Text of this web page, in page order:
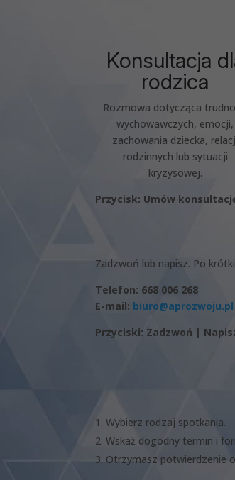
Konsultacja
rodzica
Rozmowa dotycząca
wychowawczych, emocji,
zachowania dziecka,
rodzinnych lub sytuacji
kryzysowej.
Przycisk: Umów
Zadzwoń lub napisz. Po
Telefon: 668 006 268
E-mail: biuro@aprozwoju.pl
Przyciski: Zadzwoń |
Wybierz rodzaj spotkania.
Wskaż dogodny termin i
Otrzymasz potwierdzenie